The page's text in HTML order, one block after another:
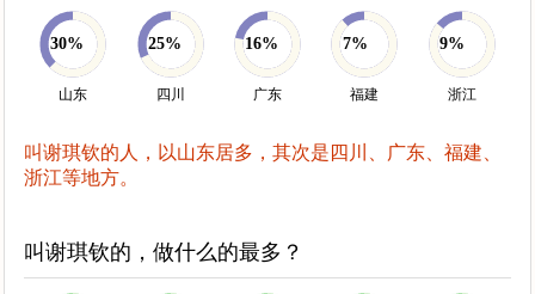
30%
山东
25%
四川
16%
广东
7%
福建
9%
浙江
叫谢琪钦的人，以山东居多，其次是四川、广东、福建、
浙江等地方。
叫谢琪钦的，做什么的最多？